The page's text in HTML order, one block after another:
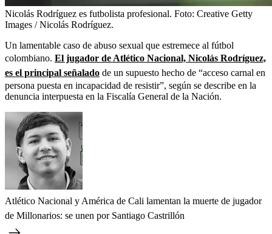
Nicolás Rodríguez es futbolista profesional. Foto: Creative Getty
Images / Nicolás Rodríguez.
Un lamentable caso de abuso sexual que estremece al fútbol
colombiano. El jugador de Atlético Nacional, Nicolás Rodríguez,
es el principal señalado de un supuesto hecho de “acceso carnal en
persona puesta en incapacidad de resistir”, según se describe en la
denuncia interpuesta en la Fiscalía General de la Nación.
Atlético Nacional y América de Cali lamentan la muerte de jugador
de Millonarios: se unen por Santiago Castrillón